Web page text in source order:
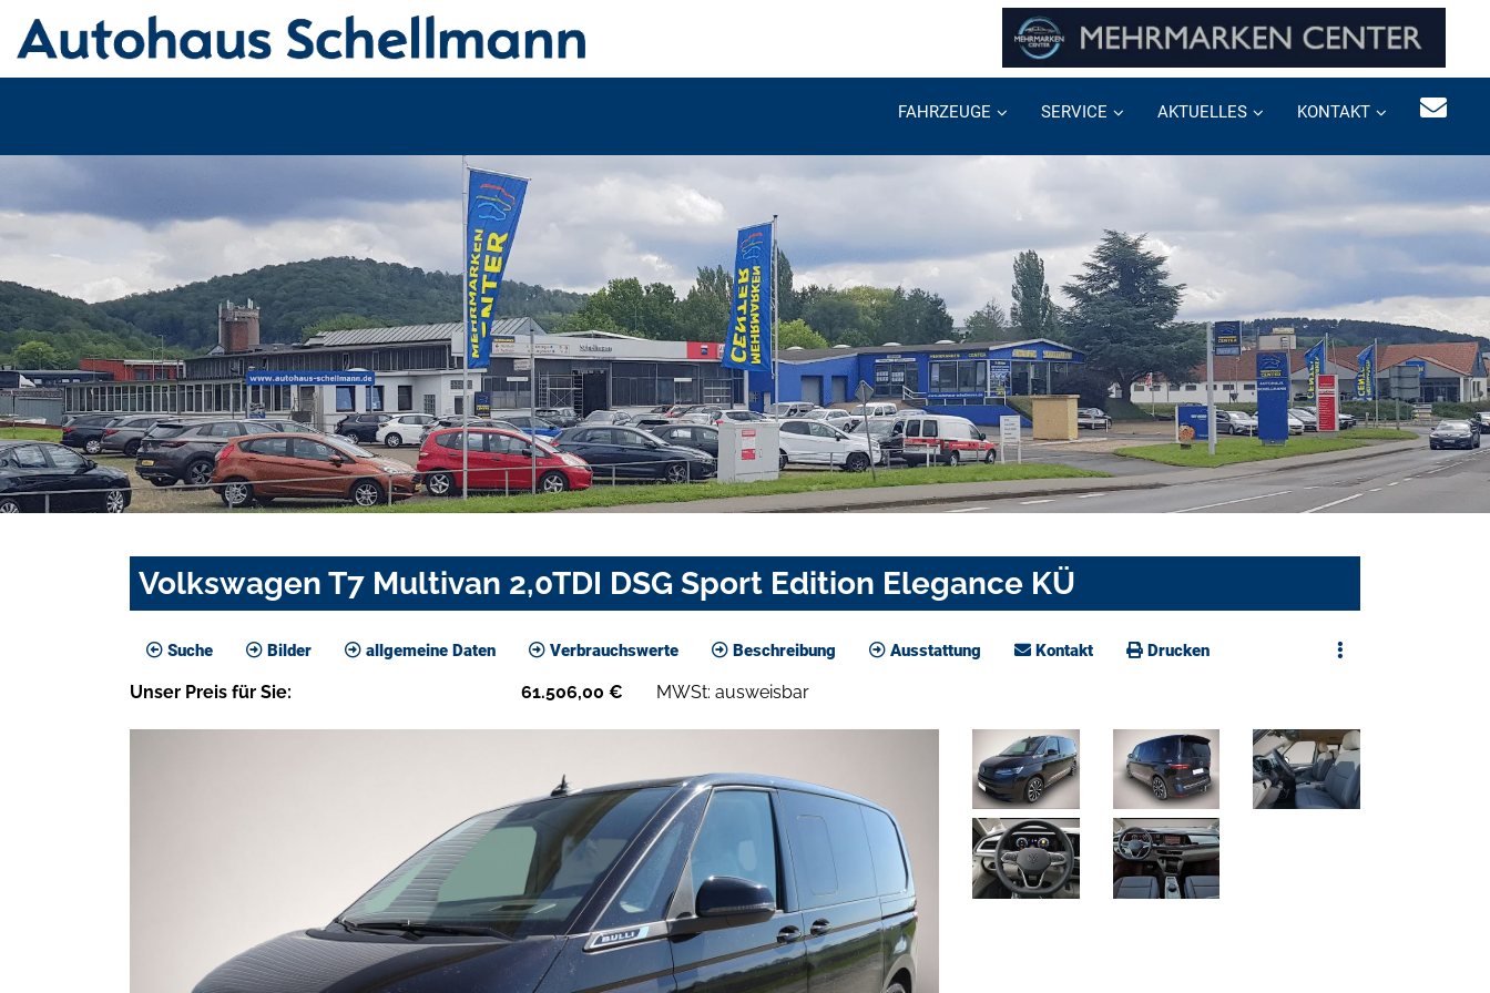
FAHRZEUGE SERVICE AKTUELLES KONTAKT
Volkswagen T7 Multivan 2,0TDI DSG Sport Edition Elegance KÜ
Suche Bilder allgemeine Daten Verbrauchswerte Beschreibung Ausstattung Kontakt Drucken
Unser Preis für Sie: 61.506,00 € MWSt: ausweisbar